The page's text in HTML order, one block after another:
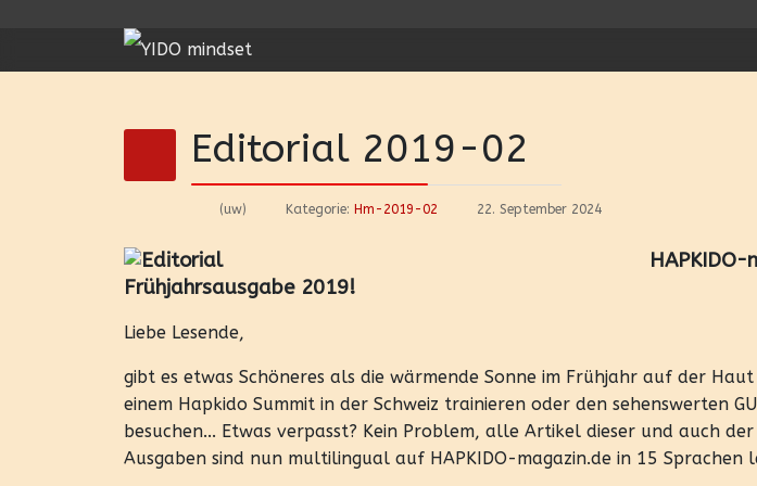
Editorial 2019-02
(uw) Kategorie: Hm-2019-02 22. September 2024
HAPKIDO-
Frühjahrsausgabe 2019!
Liebe Lesende,
gibt es etwas Schöneres als die wärmende Sonne im Frühjahr auf der
einem Hapkido Summit in der Schweiz trainieren oder den sehenswerten
besuchen... Etwas verpasst? Kein Problem, alle Artikel dieser und auch
Ausgaben sind nun multilingual auf HAPKIDO-magazin.de in 15